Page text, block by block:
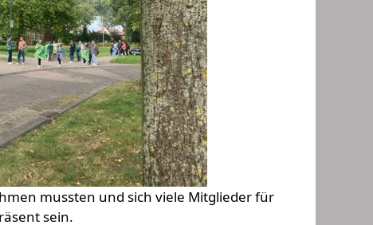
mussten und sich viele Mitglieder für
sein.